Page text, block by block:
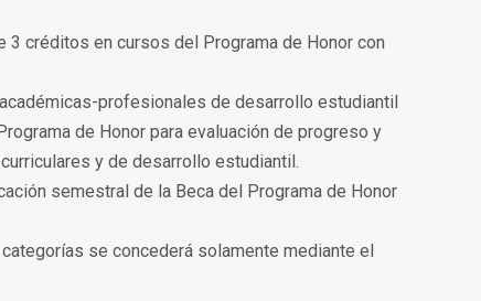
3 créditos en cursos del Programa de Honor con
profesionales de desarrollo estudiantil
de Honor para evaluación de progreso y
y de desarrollo estudiantil.
semestral de la Beca del Programa de Honor
se concederá solamente mediante el